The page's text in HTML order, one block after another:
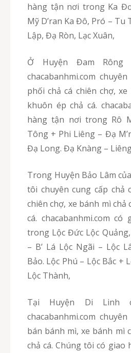
hàng tận nơi trong Ka
Mỹ D’ran Ka Đô, Pró – Tu
Lập, Đạ Ròn, Lạc Xuân,
Ở Huyện Đam Rông của Lâm Đồng,
chacabanhmi.com
phối chả cá chiên chợ,
khuôn ép chả cá.
hàng tận nơi trong Rô
Tông + Phi Liêng – Đạ
Đạ Long. Đạ Knàng –
Trong Huyện Bảo Lâm của Lâm Đồng, chúng
tôi chuyên cung cấp chả
chiên chợ, xe bánh mì chả
cá. chacabanhmi.com
trong Lộc Đức Lộc
– B’ Lá Lộc Ngãi – Lộc
Bảo. Lộc Phú – Lộc Bắc +
Lộc Thành,
Tại Huyện Di Linh của Lâm Đồng,
chacabanhmi.com
bán bánh mì, xe bánh mì
chả cá. Chúng tôi có